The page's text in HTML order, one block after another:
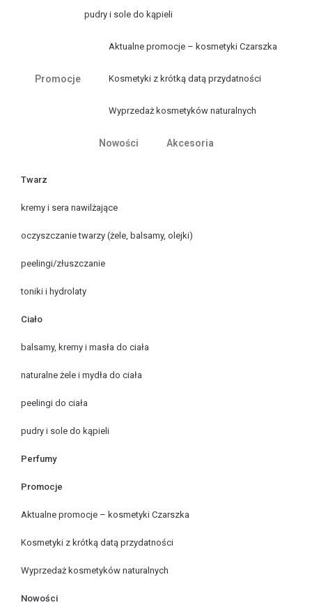
pudry i sole do kąpieli
Promocje
Aktualne promocje – kosmetyki Czarszka
Kosmetyki z krótką datą przydatności
Wyprzedaż kosmetyków naturalnych
Nowości Akcesoria
Twarz
kremy i sera nawilżające
oczyszczanie twarzy (żele, balsamy, olejki)
peelingi/złuszczanie
toniki i hydrolaty
Ciało
balsamy, kremy i masła do ciała
naturalne żele i mydła do ciała
peelingi do ciała
pudry i sole do kąpieli
Perfumy
Promocje
Aktualne promocje – kosmetyki Czarszka
Kosmetyki z krótką datą przydatności
Wyprzedaż kosmetyków naturalnych
Nowości